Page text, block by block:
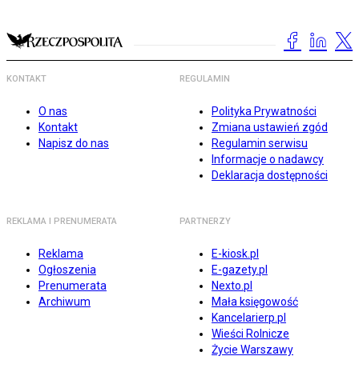
KONTAKT
O nas
Kontakt
Napisz do nas
REGULAMIN
Polityka Prywatności
Zmiana ustawień zgód
Regulamin serwisu
Informacje o nadawcy
Deklaracja dostępności
REKLAMA I PRENUMERATA
Reklama
Ogłoszenia
Prenumerata
Archiwum
PARTNERZY
E-kiosk.pl
E-gazety.pl
Nexto.pl
Mała księgowość
Kancelarierp.pl
Wieści Rolnicze
Życie Warszawy